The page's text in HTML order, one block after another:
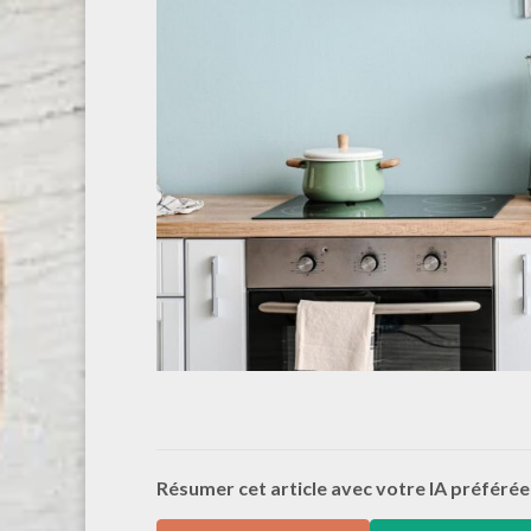
Résumer cet article avec votre IA préférée